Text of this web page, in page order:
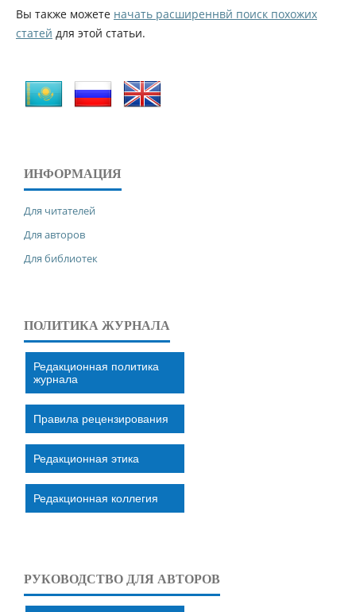
Вы также можете начать расширеннвй поиск похожих
статей для этой статьи.
ИНФОРМАЦИЯ
Для читателей
Для авторов
Для библиотек
ПОЛИТИКА ЖУРНАЛА
Редакционная политика
журнала
Правила рецензирования
Редакционная этика
Редакционная коллегия
РУКОВОДСТВО ДЛЯ АВТОРОВ